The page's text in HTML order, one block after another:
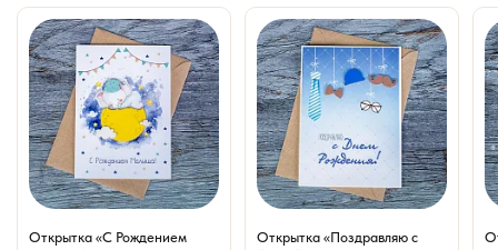
Открытка «С Рождением
Открытка «Поздравляю с